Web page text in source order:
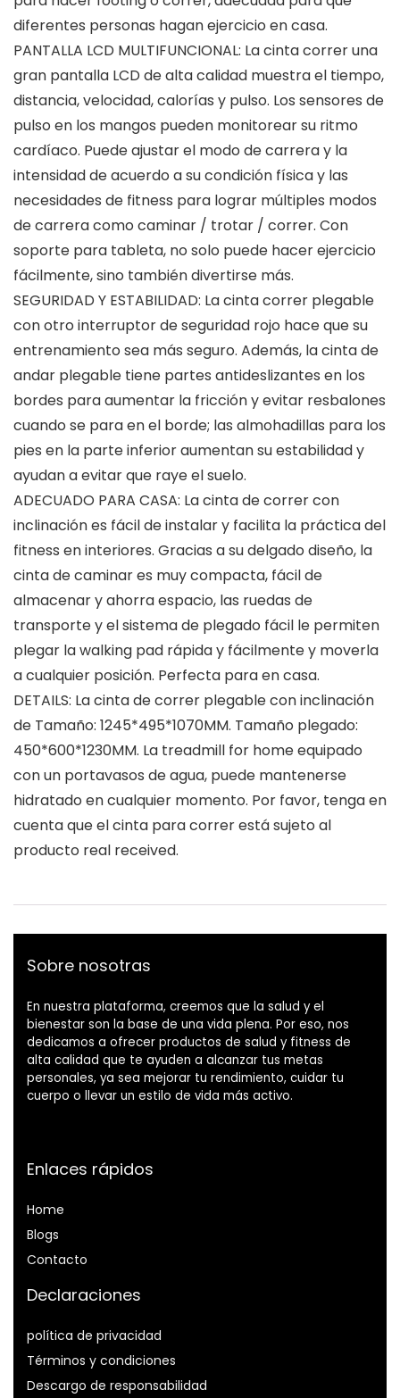
diferentes personas hagan ejercicio en casa.
PANTALLA LCD MULTIFUNCIONAL: La cinta correr una
gran pantalla LCD de alta calidad muestra el tiempo,
distancia, velocidad, calorías y pulso. Los sensores de
pulso en los mangos pueden monitorear su ritmo
cardíaco. Puede ajustar el modo de carrera y la
intensidad de acuerdo a su condición física y las
necesidades de fitness para lograr múltiples modos
de carrera como caminar / trotar / correr. Con
soporte para tableta, no solo puede hacer ejercicio
fácilmente, sino también divertirse más.
SEGURIDAD Y ESTABILIDAD: La cinta correr plegable
con otro interruptor de seguridad rojo hace que su
entrenamiento sea más seguro. Además, la cinta de
andar plegable tiene partes antideslizantes en los
bordes para aumentar la fricción y evitar resbalones
cuando se para en el borde; las almohadillas para los
pies en la parte inferior aumentan su estabilidad y
ayudan a evitar que raye el suelo.
ADECUADO PARA CASA: La cinta de correr con
inclinación es fácil de instalar y facilita la práctica del
fitness en interiores. Gracias a su delgado diseño, la
cinta de caminar es muy compacta, fácil de
almacenar y ahorra espacio, las ruedas de
transporte y el sistema de plegado fácil le permiten
plegar la walking pad rápida y fácilmente y moverla
a cualquier posición. Perfecta para en casa.
DETAILS: La cinta de correr plegable con inclinación
de Tamaño: 1245*495*1070MM. Tamaño plegado:
450*600*1230MM. La treadmill for home equipado
con un portavasos de agua, puede mantenerse
hidratado en cualquier momento. Por favor, tenga en
cuenta que el cinta para correr está sujeto al
producto real received.
Sobre nosotras
En nuestra plataforma, creemos que la salud y el
bienestar son la base de una vida plena. Por eso, nos
dedicamos a ofrecer productos de salud y fitness de
alta calidad que te ayuden a alcanzar tus metas
personales, ya sea mejorar tu rendimiento, cuidar tu
cuerpo o llevar un estilo de vida más activo.
Enlaces rápidos
Home
Blogs
Contacto
Declaraciones
política de privacidad
Términos y condiciones
Descargo de responsabilidad